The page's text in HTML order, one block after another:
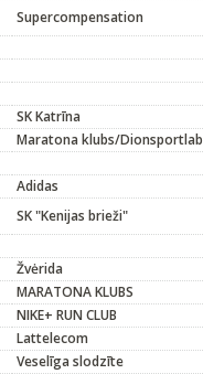
Supercompensation
SK Katrīna
Maratona klubs/Dionsportlab
Adidas
SK "Kenijas brieži"
Žvėrida
MARATONA KLUBS
NIKE+ RUN CLUB
Lattelecom
Veselīga slodzīte